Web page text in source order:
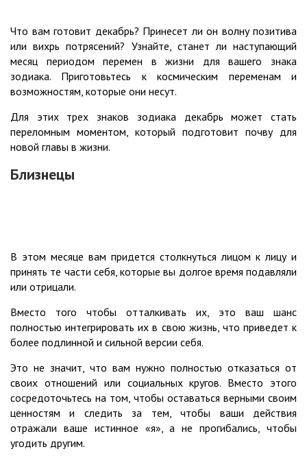
Что вам готовит декабрь? Принесет ли он волну позитива
или вихрь потрясений? Узнайте, станет ли наступающий
месяц периодом перемен в жизни для вашего знака
зодиака. Приготовьтесь к космическим переменам и
возможностям, которые они несут.
Для этих трех знаков зодиака декабрь может стать
переломным моментом, который подготовит почву для
новой главы в жизни.
Близнецы
В этом месяце вам придется столкнуться лицом к лицу и
принять те части себя, которые вы долгое время подавляли
или отрицали.
Вместо того чтобы отталкивать их, это ваш шанс
полностью интегрировать их в свою жизнь, что приведет к
более подлинной и сильной версии себя.
Это не значит, что вам нужно полностью отказаться от
своих отношений или социальных кругов. Вместо этого
сосредоточьтесь на том, чтобы оставаться верными своим
ценностям и следить за тем, чтобы ваши действия
отражали ваше истинное «я», а не прогибались, чтобы
угодить другим.